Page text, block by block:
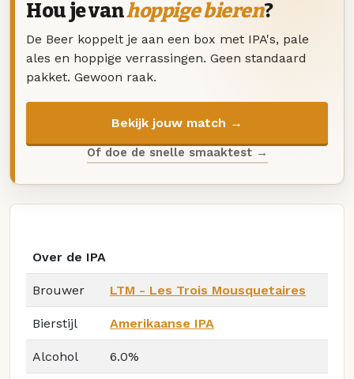
Hou je vanhoppige bieren?
De Beer koppelt je aan een box met IPA's, pale
ales en hoppige verrassingen. Geen standaard
pakket. Gewoon raak.
Bekijk jouw match →
Of doe de snelle smaaktest →
Over de IPA
Brouwer LTM - Les Trois Mousquetaires
Bierstijl Amerikaanse IPA
Alcohol 6.0%